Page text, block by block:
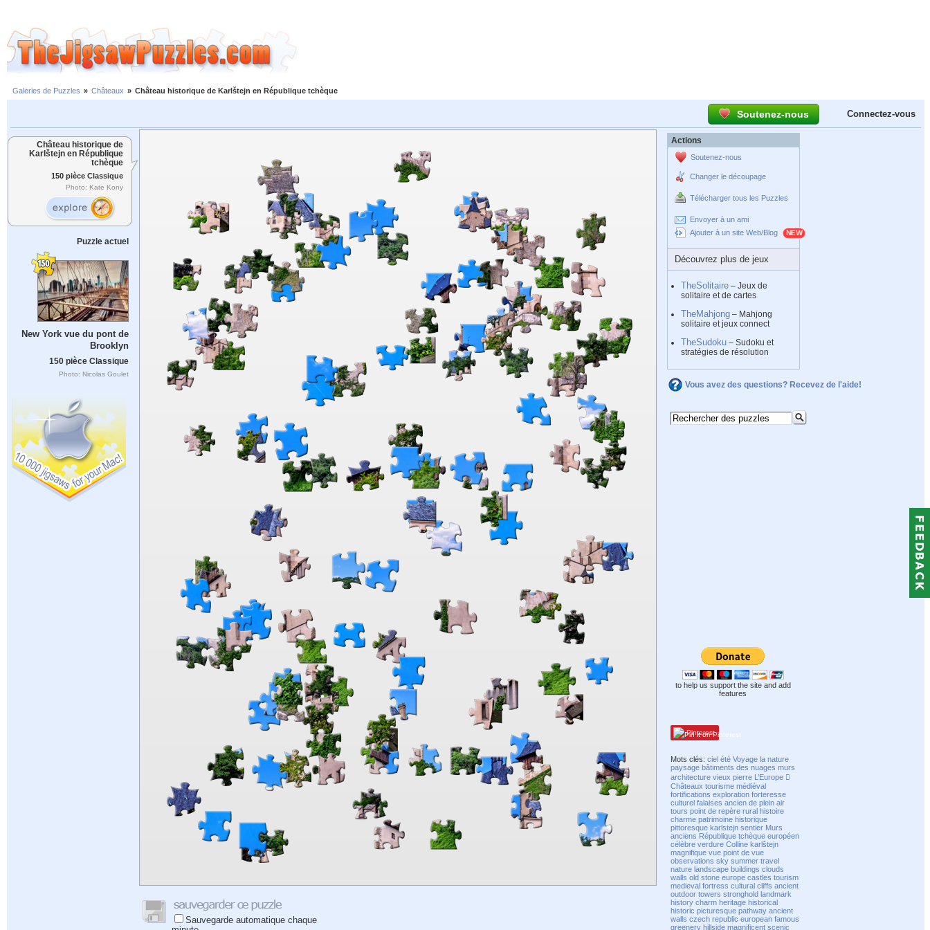
Galeries de Puzzles » Châteaux » Château historique de Karlštejn en République tchèque
Soutenez-nous Connectez-vous
Château historique de
Karlštejn en République
tchèque
150 pièce Classique
Photo: Kate Kony
Puzzle actuel
New York vue du pont de
Brooklyn
150 pièce Classique
Photo: Nicolas Goulet
Sauvegarde automatique chaque
Actions
Soutenez-nous
Changer le découpage
Télécharger tous les Puzzles
Envoyer à un ami
Ajouter à un site Web/Blog
Découvrez plus de jeux
TheSolitaire – Jeux de
solitaire et de cartes
TheMahjong – Mahjong
solitaire et jeux connect
TheSudoku – Sudoku et
stratégies de résolution
Vous avez des questions? Recevez de l'aide!
to help us support the site and add
features
Pinterest
Mots clés:ciel été Voyage la nature
paysage bâtiments des nuages murs
architecture vieux pierre L’Europe 
Châteaux tourisme médiéval
fortifications exploration forteresse
culturel falaises ancien de plein air
tours point de repère rural histoire
charme patrimoine historique
pittoresque karlstejn sentier Murs
anciens République tchèque européen
célèbre verdure Colline karlštejn
magnifique vue point de vue
observations sky summer travel
nature landscape buildings clouds
walls old stone europe castles tourism
medieval fortress cultural cliffs ancient
outdoor towers stronghold landmark
history charm heritage historical
historic picturesque pathway ancient
walls czech republic european famous
greenery hillside magnificent scenic